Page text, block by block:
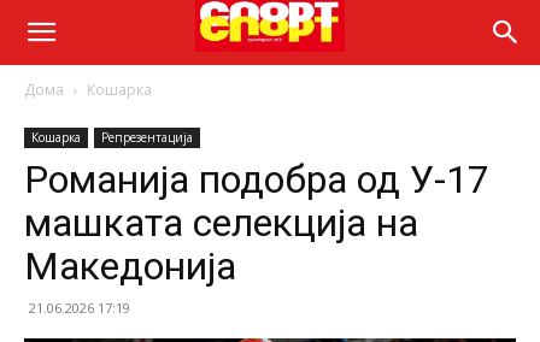
Дома Кошарка
Кошарка Репрезентација
Романија подобра од У-17
машката селекција на
Македонија
21.06.2026 17:19